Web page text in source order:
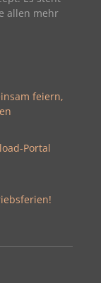
allen mehr
feiern,
Portal